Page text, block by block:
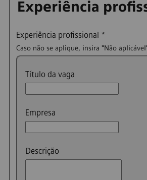
Experiência
Experiência profissional *
Caso não se aplique, insira "Não
Título da vaga
Empresa
Descrição